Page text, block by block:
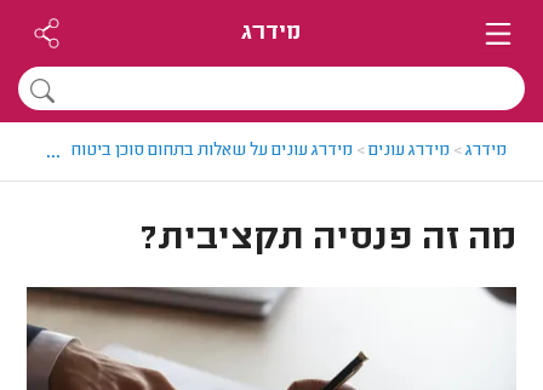
מידרג
מידרג> מידרג עונים> מידרג עונים על שאלות בתחום סוכן ביטוח >מה זה...
מה זה פנסיה תקציבית?